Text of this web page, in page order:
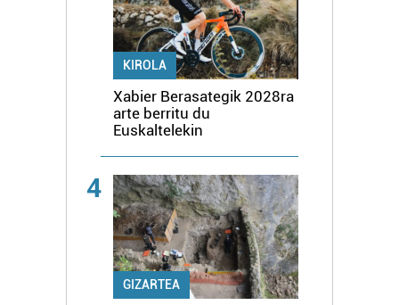
KIROLA
Xabier Berasategik 2028ra
arte berritu du
Euskaltelekin
4
GIZARTEA